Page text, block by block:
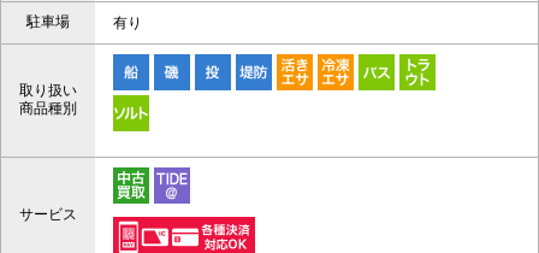
駐車場 有り
取り扱い
商品種別
サービス